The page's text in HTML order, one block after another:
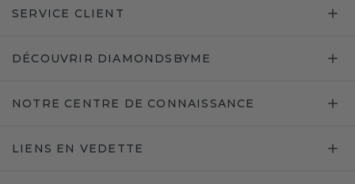
SERVICE CLIENT
DÉCOUVRIR DIAMONDSBYME
NOTRE CENTRE DE CONNAISSANCE
LIENS EN VEDETTE